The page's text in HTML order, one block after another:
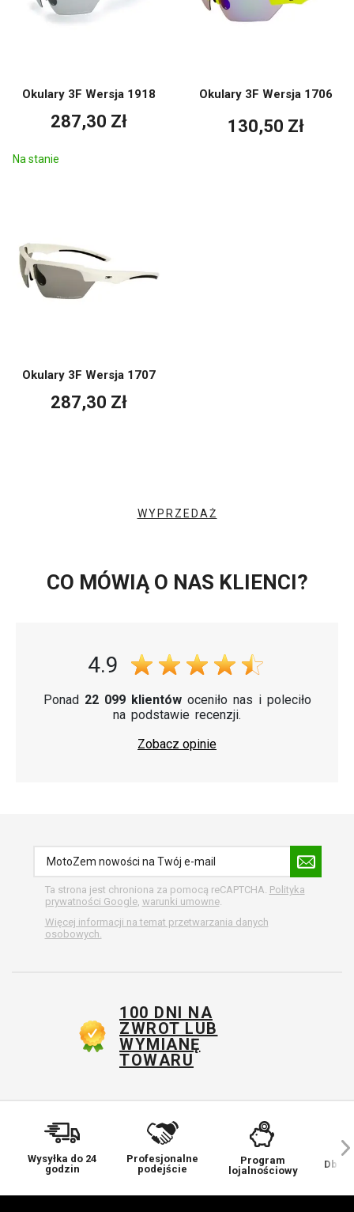
Okulary 3F Wersja 1918
287,30 Zł
Na stanie
Okulary 3F Wersja 1706
130,50 Zł
Okulary 3F Wersja 1707
287,30 Zł
WYPRZEDAŻ
CO MÓWIĄ O NAS KLIENCI?
4.9
Ponad 22 099 klientówoceniło nas i poleciło
na podstawie recenzji.
Zobacz opinie
Ta strona jest chroniona za pomocą reCAPTCHA. Polityka
prywatności Google, warunki umowne.
Więcej informacji na temat przetwarzania danych
osobowych.
100 DNI NA
ZWROT LUB
WYMIANĘ
TOWARU
Wysyłka do 24
godzin
Profesjonalne
podejście
Program
lojalnościowy